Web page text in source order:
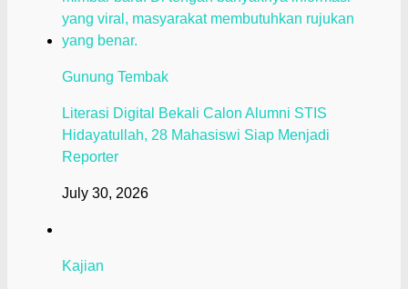
Gunung Tembak
Literasi Digital Bekali Calon Alumni STIS
Hidayatullah, 28 Mahasiswi Siap Menjadi
Reporter
July 30, 2026
Kajian